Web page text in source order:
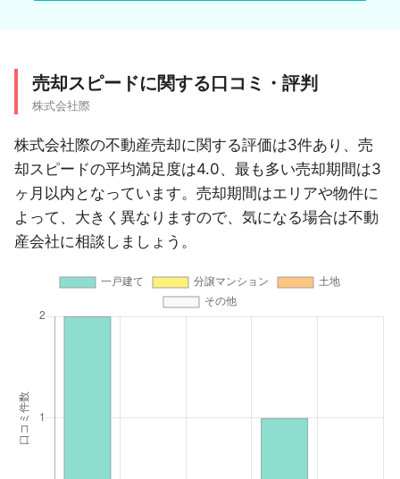
売却スピードに関する口コミ・評判
株式会社際
株式会社際の不動産売却に関する評価は3件あり、売
却スピードの平均満足度は4.0、最も多い売却期間は3
ヶ月以内となっています。売却期間はエリアや物件に
よって、大きく異なりますので、気になる場合は不動
産会社に相談しましょう。